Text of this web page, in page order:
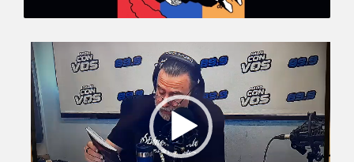
Reproductor
de
vídeo